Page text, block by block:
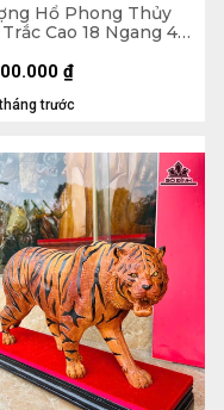
Hổ Phong Thủy
Cao 18 Ngang 48
trước
₫